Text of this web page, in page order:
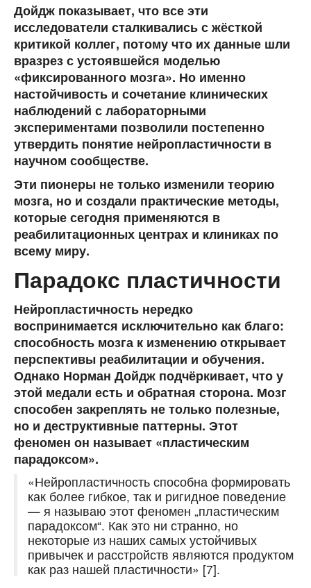
Дойдж показывает, что все эти
исследователи сталкивались с жёсткой
критикой коллег, потому что их данные шли
вразрез с устоявшейся моделью
«фиксированного мозга». Но именно
настойчивость и сочетание клинических
наблюдений с лабораторными
экспериментами позволили постепенно
утвердить понятие нейропластичности в
научном сообществе.
Эти пионеры не только изменили теорию
мозга, но и создали практические методы,
которые сегодня применяются в
реабилитационных центрах и клиниках по
всему миру.
Парадокс пластичности
Нейропластичность нередко
воспринимается исключительно как благо:
способность мозга к изменению открывает
перспективы реабилитации и обучения.
Однако Норман Дойдж подчёркивает, что у
этой медали есть и обратная сторона. Мозг
способен закреплять не только полезные,
но и деструктивные паттерны. Этот
феномен он называет «пластическим
парадоксом».
«Нейропластичность способна формировать
как более гибкое, так и ригидное поведение
— я называю этот феномен „пластическим
парадоксом“. Как это ни странно, но
некоторые из наших самых устойчивых
привычек и расстройств являются продуктом
как раз нашей пластичности» [7].